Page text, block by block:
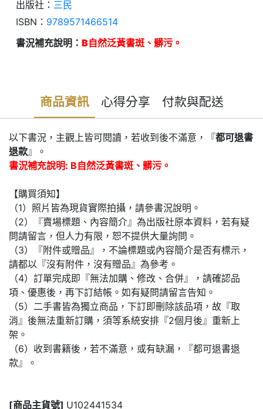
出版社： 三民
ISBN： 9789571466514
書況補充說明： B自然泛黃書斑、髒污。
商品資訊 心得分享 付款與配送
以下書況，主觀上皆可閱讀，若收到後不滿意，『都可退書
退款』。
書況補充說明: B自然泛黃書斑、髒污。
【購買須知】
（1）照片皆為現貨實際拍攝，請參書況說明。
（2）『賣場標題、內容簡介』為出版社原本資料，若有疑
問請留言，但人力有限，恕不提供大量詢問。
（3）『附件或贈品』，不論標題或內容簡介是否有標示，
請都以『沒有附件，沒有贈品』為參考。
（4）訂單完成即『無法加購、修改、合併』，請確認品
項、優惠後，再下訂結帳。如有疑問請留言告知。
（5）二手書皆為獨立商品，下訂即刪除該品項，故『取
消』後無法重新訂購，須等系統安排『2個月後』重新上
架。
（6）收到書籍後，若不滿意，或有缺漏，『都可退書退
款』。
[商品主貨號] U102441534